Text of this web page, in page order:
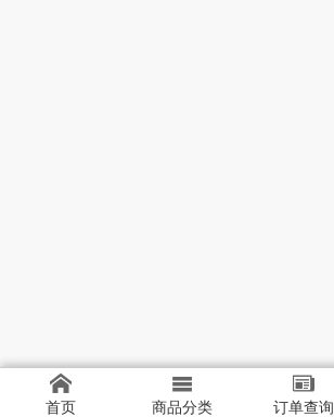
首页 商品分类 订单查询